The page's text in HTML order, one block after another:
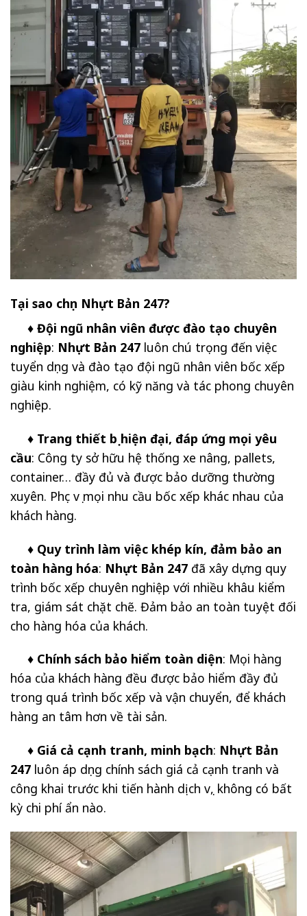
Tại sao chọn Nhựt Bản 247?
♦ Đội ngũ nhân viên được đào tạo chuyên
nghiệp: Nhựt Bản 247 luôn chú trọng đến việc
tuyển dụng và đào tạo đội ngũ nhân viên bốc xếp
giàu kinh nghiệm, có kỹ năng và tác phong chuyên
nghiệp.
♦ Trang thiết bị hiện đại, đáp ứng mọi yêu
cầu: Công ty sở hữu hệ thống xe nâng, pallets,
container… đầy đủ và được bảo dưỡng thường
xuyên. Phục vụ mọi nhu cầu bốc xếp khác nhau của
khách hàng.
♦ Quy trình làm việc khép kín, đảm bảo an
toàn hàng hóa: Nhựt Bản 247 đã xây dựng quy
trình bốc xếp chuyên nghiệp với nhiều khâu kiểm
tra, giám sát chặt chẽ. Đảm bảo an toàn tuyệt đối
cho hàng hóa của khách.
♦ Chính sách bảo hiểm toàn diện: Mọi hàng
hóa của khách hàng đều được bảo hiểm đầy đủ
trong quá trình bốc xếp và vận chuyển, để khách
hàng an tâm hơn về tài sản.
♦ Giá cả cạnh tranh, minh bạch: Nhựt Bản
247 luôn áp dụng chính sách giá cả cạnh tranh và
công khai trước khi tiến hành dịch vụ, không có bất
kỳ chi phí ẩn nào.